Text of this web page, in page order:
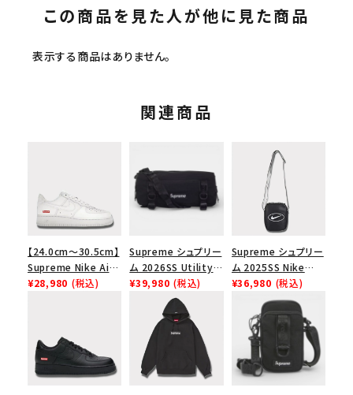
この商品を見た人が他に見た商品
表示する商品はありません。
関連商品
【24.0cm～30.5cm】
Supreme Nike Air
Force 1 Low シュプ
¥28,980 (税込)
Supreme シュプリー
ム 2026SS Utility
Bag ユーティリティ
バッグ ブラック
¥39,980 (税込)
Supreme シュプリー
ム 2025SS Nike
Leather Shoulder
Bag ナイキレザーシ
ョルダーバッグ ブラッ
ク 黒
¥36,980 (税込)